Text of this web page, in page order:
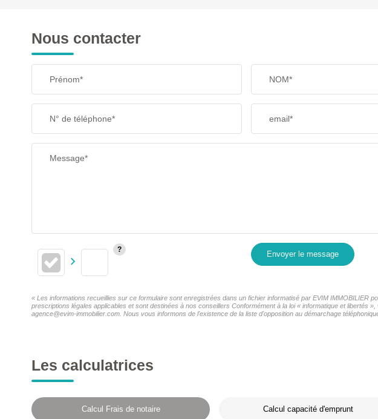
TAXE FONCIÈRE
SUPERFICIE :
RESTAURANTS ET CAFÉS COMMERCES
Nous contacter
Prénom* NOM*
N° de téléphone* email*
Message*
Envoyer le message
« Les informations recueillies sur ce formulaire sont enregistrées dans un fichier informatisé par EVIM
prescriptions légales applicables et sont destinées à nos conseillers Conformément à la loi « informatique et
agence@evim-immobilier.com. Nous vous informons de l'existence de la liste d'opposition au démarchage
Les calculatrices
Calcul Frais de notaire Calcul capacité d'emprunt